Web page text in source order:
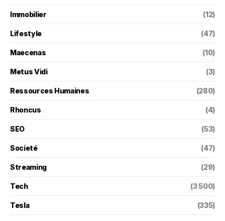
Immobilier (12)
Lifestyle (47)
Maecenas (10)
Metus Vidi (3)
Ressources Humaines (280)
Rhoncus (4)
SEO (53)
Societé (47)
Streaming (29)
Tech (3 500)
Tesla (335)